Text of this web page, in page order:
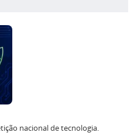
nacional de tecnologia.